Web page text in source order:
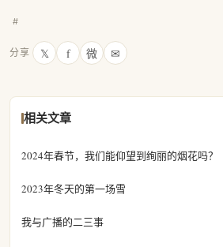
#
分享 𝕏 f 微 ✉
相关文章
2024年春节，我们能仰望到绚丽的烟花吗？
2023年冬天的第一场雪
我与广播的二三事